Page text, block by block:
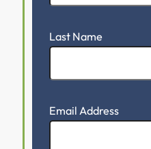
Last Name
Email Address